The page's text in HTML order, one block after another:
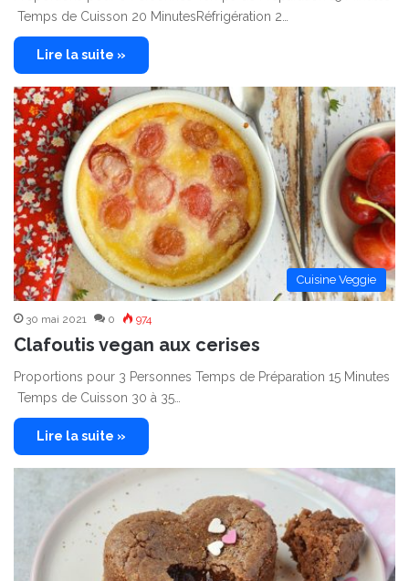
Temps de Cuisson 20 MinutesRéfrigération 2…
Lire la suite »
Cuisine Veggie
30 mai 2021 0 974
Clafoutis vegan aux cerises
Proportions pour 3 Personnes Temps de Préparation 15 Minutes
Temps de Cuisson 30 à 35…
Lire la suite »